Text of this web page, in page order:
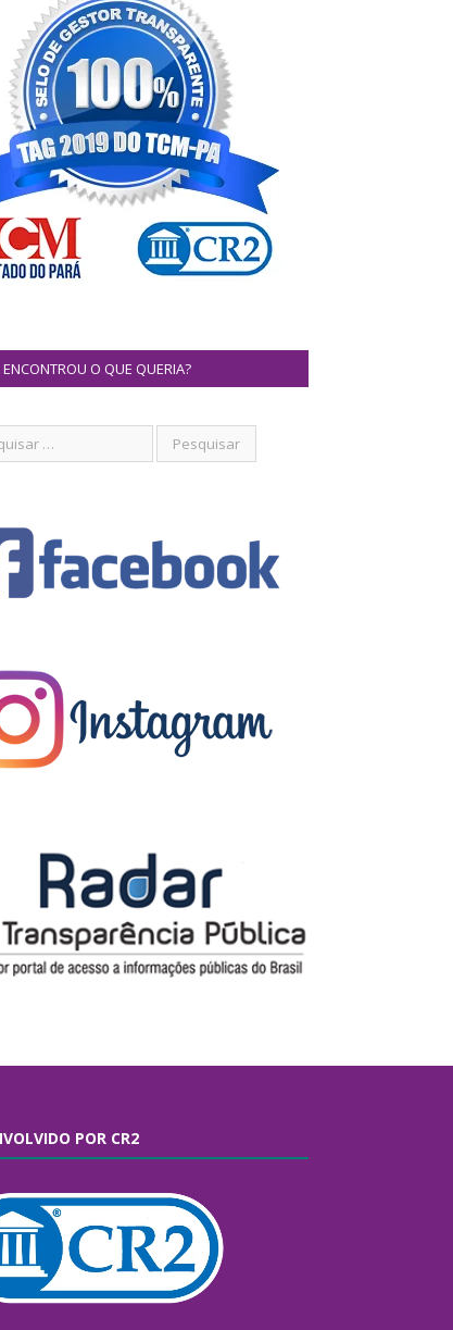
O QUE QUERIA?
POR CR2